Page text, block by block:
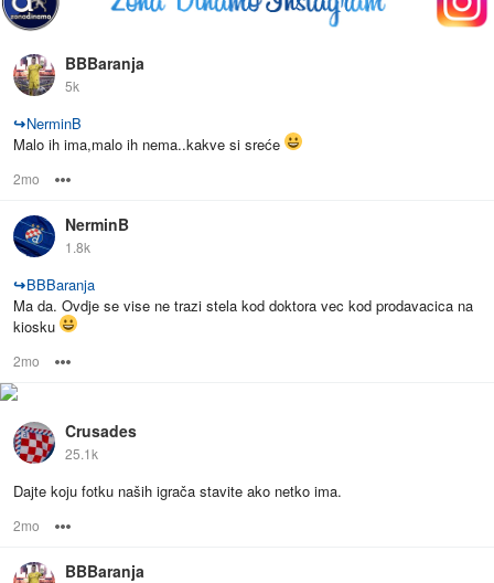
BBBaranja
5k
↪NerminB
Malo ih ima,malo ih nema..kakve si sreće
2mo
NerminB
1.8k
↪BBBaranja
Ma da. Ovdje se vise ne trazi stela kod doktora vec kod prodavacica na
kiosku
2mo
Crusades
25.1k
Dajte koju fotku naših igrača stavite ako netko ima.
2mo
BBBaranja